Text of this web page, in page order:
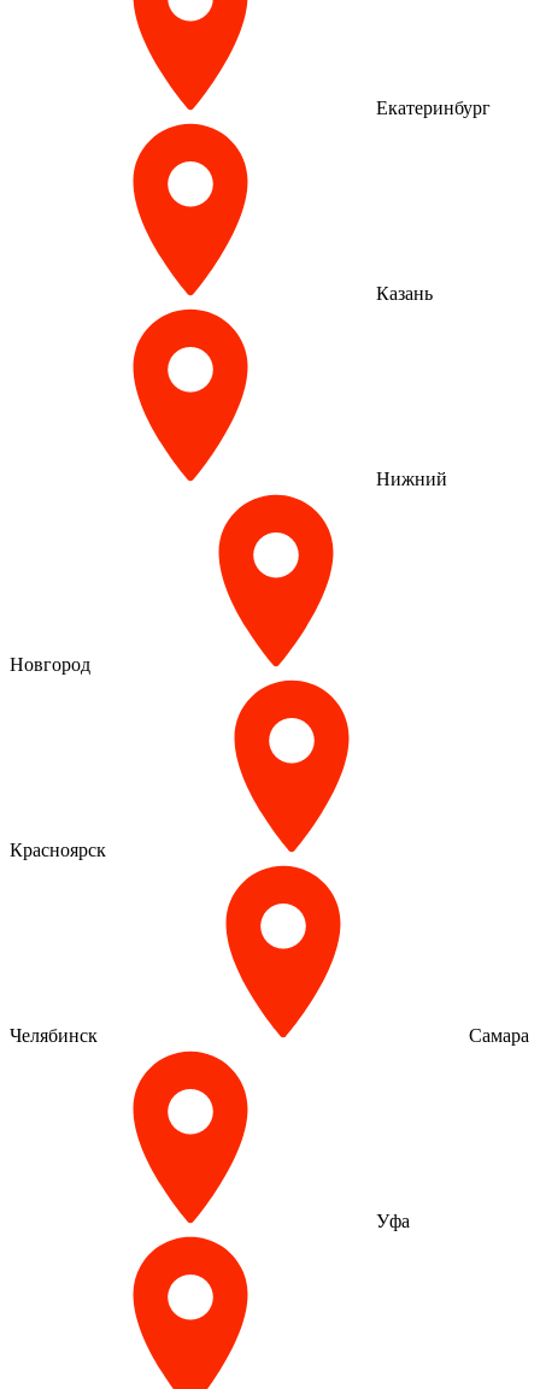
Екатеринбург
Казань
Нижний
Новгород
Красноярск
Челябинск Самара
Уфа